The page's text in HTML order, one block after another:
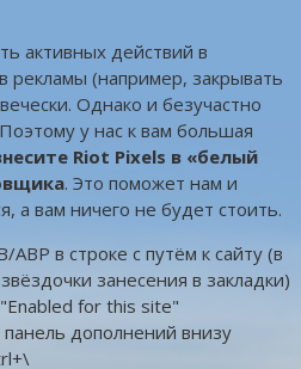
активных действий в
(например, закрывать
Однако и безучастно
у нас к вам большая
Riot Pixels в «белый
. Это поможет нам и
а вам ничего не будет стоить.
в строке с путём к сайту (в
занесения в закладки)
for this site"
панель дополнений внизу